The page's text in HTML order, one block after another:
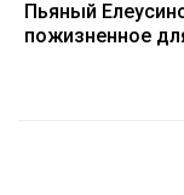
Пьяный
пожизненное